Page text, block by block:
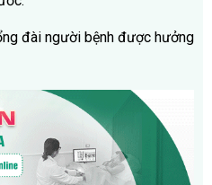
đài người bệnh được hưởng